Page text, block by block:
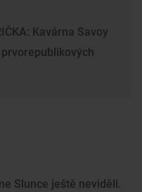
Kavárna Savoy
Slunce ještě neviděli.